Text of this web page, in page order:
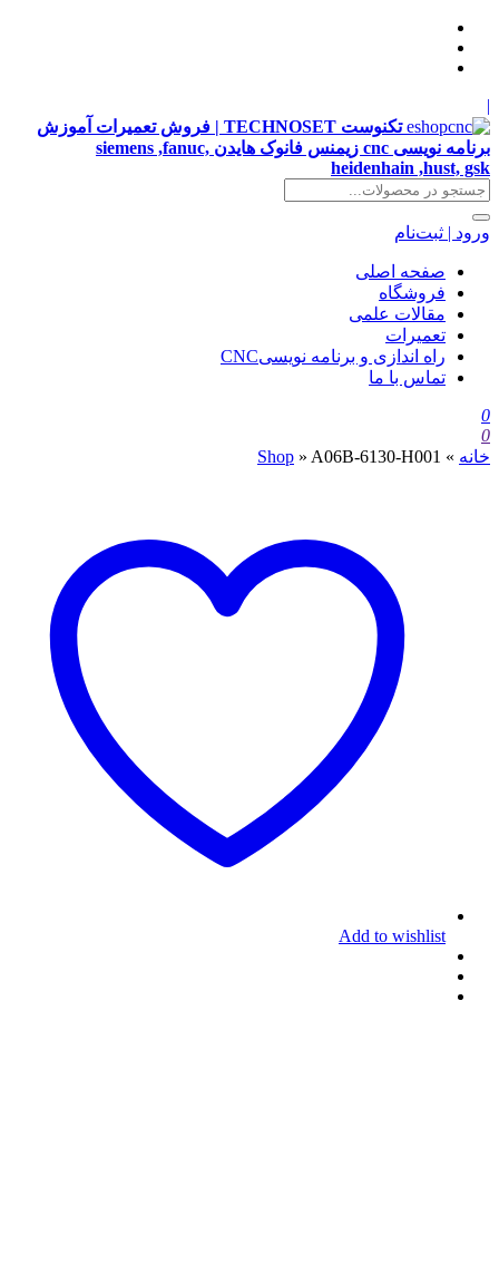
|
تکنوست TECHNOSET | فروش تعمیرات آموزش
برنامه نویسی cnc زیمنس فانوک هایدن siemens ,fanuc,
heidenhain ,hust, gsk
ورود | ثبت‌نام
صفحه اصلی
فروشگاه
مقالات علمی
تعمیرات
راه اندازی و برنامه نویسیCNC
تماس با ما
0
0
خانه »
Shop » A06B-6130-H001
Add to wishlist